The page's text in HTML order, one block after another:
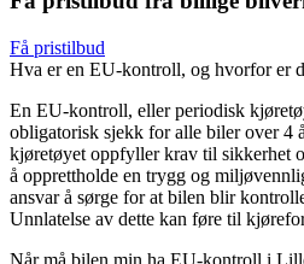
Få pristilbud
Hva er en EU-kontroll, og hvorfor er
En EU-kontroll, eller periodisk
obligatorisk sjekk for alle biler over 4
kjøretøyet oppfyller krav til sikkerhet
å opprettholde en trygg og
ansvar å sørge for at bilen blir
Unnlatelse av dette kan føre til
Når må bilen min ha EU-kontroll i